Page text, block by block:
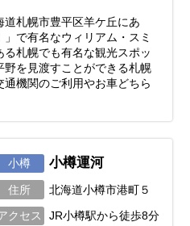
札幌市豊平区羊ケ丘にあ
で有名なウィリアム・スミ
札幌でも有名な観光スポッ
野を見渡すことができる札幌
機関のご利用やお車どちら
小樽 小樽運河
住所 北海道小樽市港町５
クセス JR小樽駅から徒歩8分